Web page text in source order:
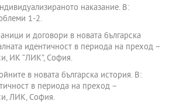
наказание. В:
1-2.
и договори в новата българска
идентичност в периода на преход –
ИК “ЛИК”, София.
в новата българска история. В:
в периода на преход –
ЛИК, София.